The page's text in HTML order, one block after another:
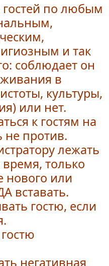
по любым
и так
соблюдает он
в
культуры,
или нет.
к гостям на
не против.
лежать
только
нового или
вставать.
гостю, если
негативная